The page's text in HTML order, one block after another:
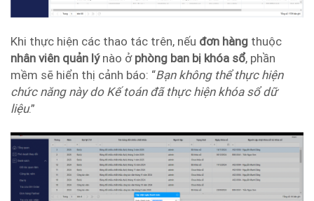
Khi thực hiện các thao tác trên, nếu đơn hàng thuộc
nhân viên quản lýnào ởphòng ban bị khóa sổ, phần
mềm sẽ hiển thị cảnh báo: “Bạn không thể thực hiện
chức năng này do Kế toán đã thực hiện khóa sổ dữ
liệu.”